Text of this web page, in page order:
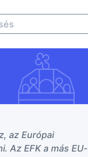
az Európai
Az EFK a más EU-